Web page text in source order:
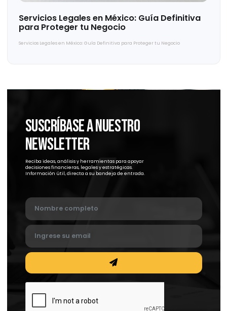
Servicios Legales en México: Guía Definitiva
para Proteger tu Negocio